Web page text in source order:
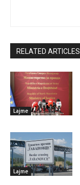
RELATED ARTICLES
Lajme
Lajme